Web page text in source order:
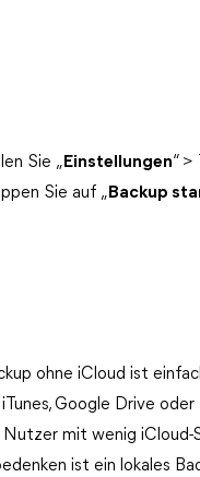
Sie „ Einstellungen“ >
Sie auf „ Backup
ohne iCloud ist
Google Drive oder
Nutzer mit wenig iCloud-
ist ein lokales